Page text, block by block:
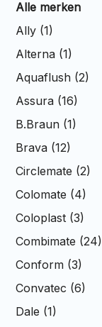
Alle merken
Ally (1)
Alterna (1)
Aquaflush (2)
Assura (16)
B.Braun (1)
Brava (12)
Circlemate (2)
Colomate (4)
Coloplast (3)
Combimate (24)
Conform (3)
Convatec (6)
Dale (1)